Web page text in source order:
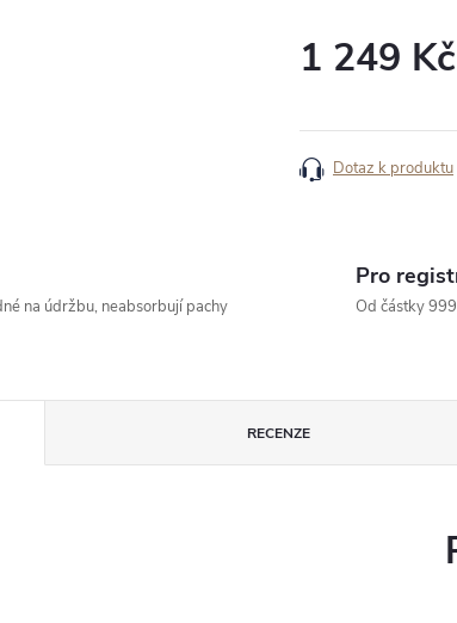
1 249 Kč
Dotaz k produktu
na údržbu, neabsorbují pachy
Pro
Od částky
RECENZE